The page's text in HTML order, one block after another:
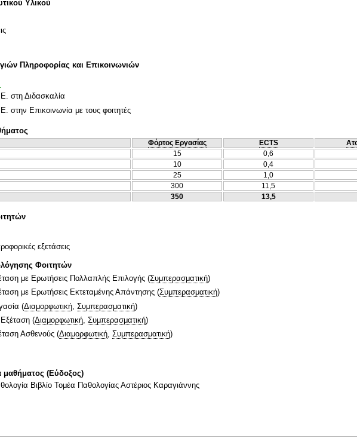
Υλικού
Πληροφορίας και Επικοινωνιών
στη Διδασκαλία
στην Επικοινωνία με τους φοιτητές
Φόρτος Εργασίας ECTS
15 0,6
10
0,4
25
1,0
300 11,5
350 13,5
εξετάσεις
Φοιτητών
με Ερωτήσεις Πολλαπλής Επιλογής (Συμπερασματική)
με Ερωτήσεις Εκτεταμένης Απάντησης (Συμπερασματική)
(Διαμορφωτική Συμπερασματική)
(Διαμορφωτική, Συμπερασματική)
Ασθενούς (Διαμορφωτική, Συμπερασματική)
μαθήματος (Εύδοξος)
Βιβλίο Τομέα Παθολογίας Αστέριος Καραγιάννης